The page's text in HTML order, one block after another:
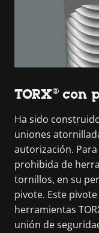
TORX® con
Ha sido
uniones
autorización.
prohibida de
tornillos, en su
pivote. Este
herramientas
unión de